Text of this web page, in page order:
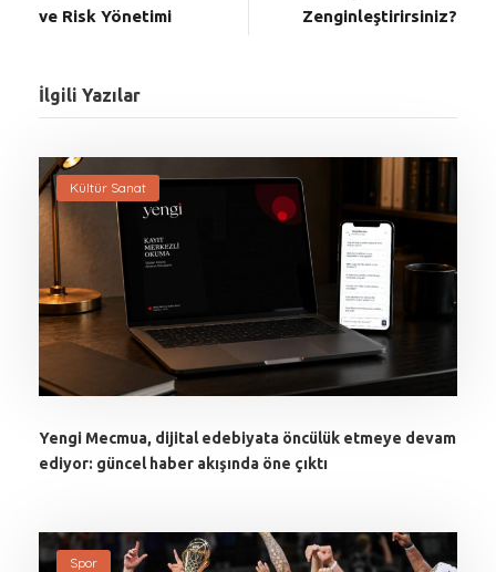
ve Risk Yönetimi
Zenginleştirirsiniz?
İlgili Yazılar
Kültür Sanat
Yengi Mecmua, dijital edebiyata öncülük etmeye devam
ediyor: güncel haber akışında öne çıktı
Spor